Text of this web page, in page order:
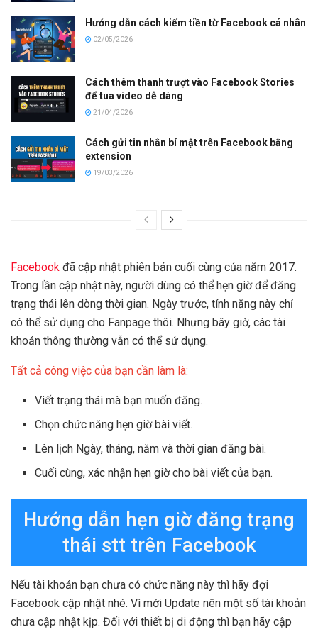
Hướng dẫn cách kiếm tiền từ Facebook cá nhân
02/05/2026
Cách thêm thanh trượt vào Facebook Stories
để tua video dễ dàng
21/04/2026
Cách gửi tin nhắn bí mật trên Facebook bằng
extension
19/03/2026
Facebook đã cập nhật phiên bản cuối cùng của năm 2017.
Trong lần cập nhật này, người dùng có thể hẹn giờ để đăng
trạng thái lên dòng thời gian. Ngày trước, tính năng này chỉ
có thể sử dụng cho Fanpage thôi. Nhưng bây giờ, các tài
khoản thông thường vẫn có thể sử dụng.
Tất cả công việc của bạn cần làm là:
Viết trạng thái mà bạn muốn đăng.
Chọn chức năng hẹn giờ bài viết.
Lên lịch Ngày, tháng, năm và thời gian đăng bài.
Cuối cùng, xác nhận hẹn giờ cho bài viết của bạn.
Hướng dẫn hẹn giờ đăng trạng
thái stt trên Facebook
Nếu tài khoản bạn chưa có chức năng này thì hãy đợi
Facebook cập nhật nhé. Vì mới Update nên một số tài khoản
chưa cập nhật kịp. Đối với thiết bị di động thì bạn hãy cập